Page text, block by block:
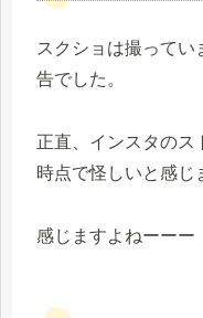
スクショは撮ってい
告でした。
正直、インスタのス
時点で怪しいと感じ
感じますよねーーー